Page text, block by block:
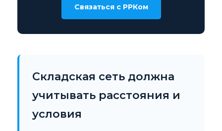
Связаться с РРКом
Складская сеть должна
учитывать расстояния и
условия